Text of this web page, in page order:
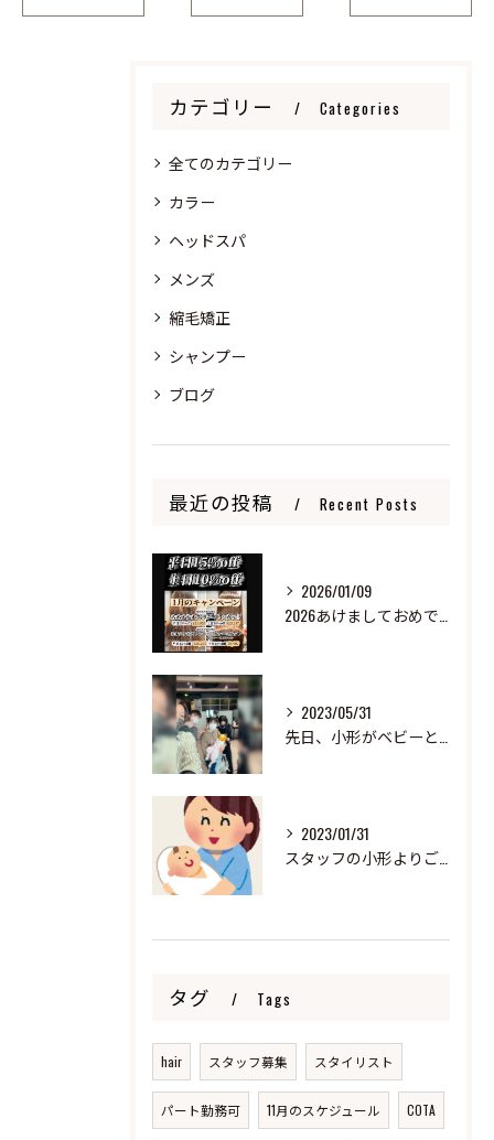
カテゴリー Categories
全てのカテゴリー
カラー
ヘッドスパ
メンズ
縮毛矯正
シャンプー
ブログ
最近の投稿 Recent Posts
2026/01/09
2026あけましておめでとうございます
2023/05/31
先日、小形がベビーと来ました！
2023/01/31
スタッフの小形よりご報告
タグ Tags
hair スタッフ募集 スタイリスト
パート勤務可 11月のスケジュール COTA